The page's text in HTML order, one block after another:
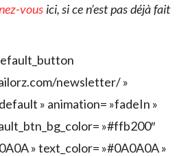
vousici, si ce n’est pas déjà fait
newsletter/ »
» animation= »fadeIn »
»#ffb200″
» text_color= »#0A0A0A »